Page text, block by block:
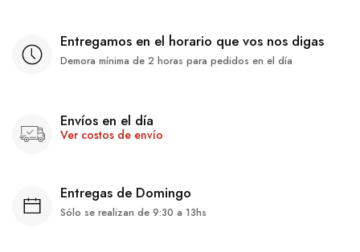
Entregamos en el horario que vos nos digas
Demora mínima de 2 horas para pedidos en el día
Envíos en el día
Ver costos de envío
Entregas de Domingo
Sólo se realizan de 9:30 a 13hs